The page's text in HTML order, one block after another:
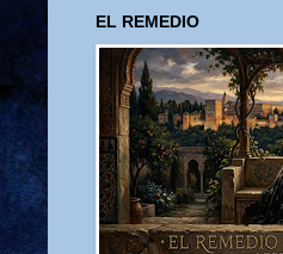
EL REMEDIO